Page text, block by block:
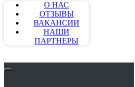
О НАС
ОТЗЫВЫ
ВАКАНСИИ
НАШИ
ПАРТНЕРЫ